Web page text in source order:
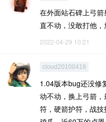
在外面站石碑上弓
直不动，没敢打他，
2022-04-29 10:21
cloud20100418
1.04版本bug还没修
动不动，换上弓箭
符，硬箭护符，战